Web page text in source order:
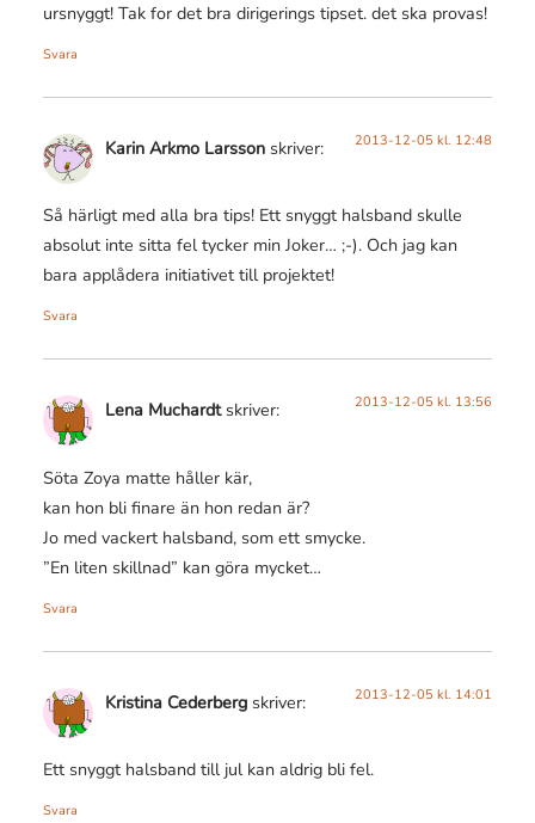
ursnyggt! Tak for det bra dirigerings tipset. det ska provas!
Svara
Karin Arkmo Larsson skriver: 2013-12-05 kl. 12:48
Så härligt med alla bra tips! Ett snyggt halsband skulle
absolut inte sitta fel tycker min Joker… ;-). Och jag kan
bara applådera initiativet till projektet!
Svara
Lena Muchardt skriver: 2013-12-05 kl. 13:56
Söta Zoya matte håller kär,
kan hon bli finare än hon redan är?
Jo med vackert halsband, som ett smycke.
”En liten skillnad” kan göra mycket…
Svara
Kristina Cederberg skriver: 2013-12-05 kl. 14:01
Ett snyggt halsband till jul kan aldrig bli fel.
Svara